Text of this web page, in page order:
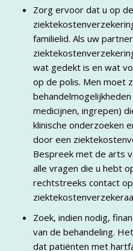
Zorg ervoor dat u op
familielid. Als uw
wat gedekt is en wat
op de polis. Men moet
medicijnen, ingrepen)
klinische onderzoeken
door een
Bespreek met de arts
alle vragen die u hebt
rechtstreeks contact
Zoek, indien nodig,
van de behandeling.
dat patiënten met